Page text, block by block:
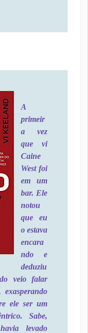
A
primeir
a vez
que vi
Caine
West foi
em um
bar. Ele
notou
que eu
o estava
encara
ndo e
deduziu
veio falar
ele ser um
Sabe,
levado